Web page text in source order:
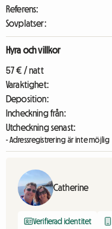
Referens:
Sovplatser:
Hyra och villkor
57 € / natt
Varaktighet:
Deposition:
Incheckning från:
Utcheckning senast:
- Adressregistrering är inte möjlig
Catherine
Verifierad identitet